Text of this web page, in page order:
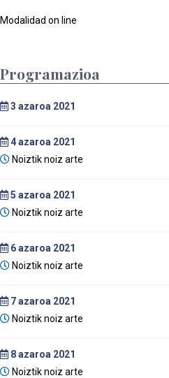
Modalidad on line
Programazioa
3 azaroa 2021
4azaroa 2021
Noiztik noiz arte
5 azaroa 2021
Noiztik noiz arte
6azaroa 2021
Noiztik noiz arte
7azaroa 2021
Noiztik noiz arte
8azaroa 2021
Noiztik noiz arte